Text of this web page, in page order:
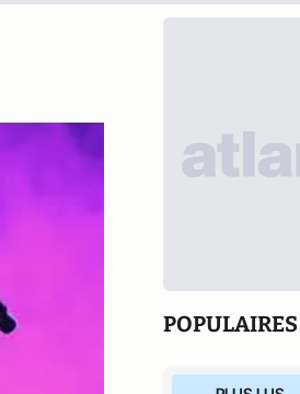
POPULAIRES